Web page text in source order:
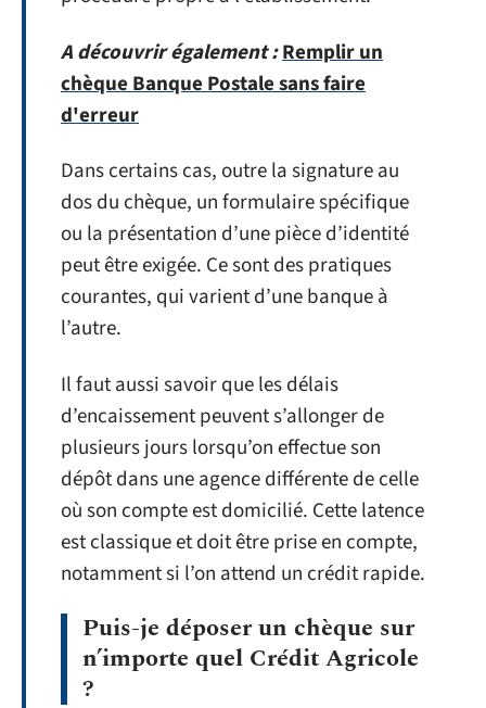
A découvrir également :Remplir un
chèque Banque Postale sans faire
d'erreur
Dans certains cas, outre la signature au
dos du chèque, un formulaire spécifique
ou la présentation d’une pièce d’identité
peut être exigée. Ce sont des pratiques
courantes, qui varient d’une banque à
l’autre.
Il faut aussi savoir que les délais
d’encaissement peuvent s’allonger de
plusieurs jours lorsqu’on effectue son
dépôt dans une agence différente de celle
où son compte est domicilié. Cette latence
est classique et doit être prise en compte,
notamment si l’on attend un crédit rapide.
Puis-je déposer un chèque sur
n’importe quel Crédit Agricole
?